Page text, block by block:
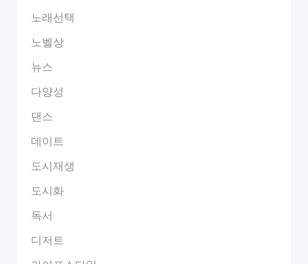
노래선택
노벨상
뉴스
다양성
댄스
데이트
도시재생
도시화
독서
디저트